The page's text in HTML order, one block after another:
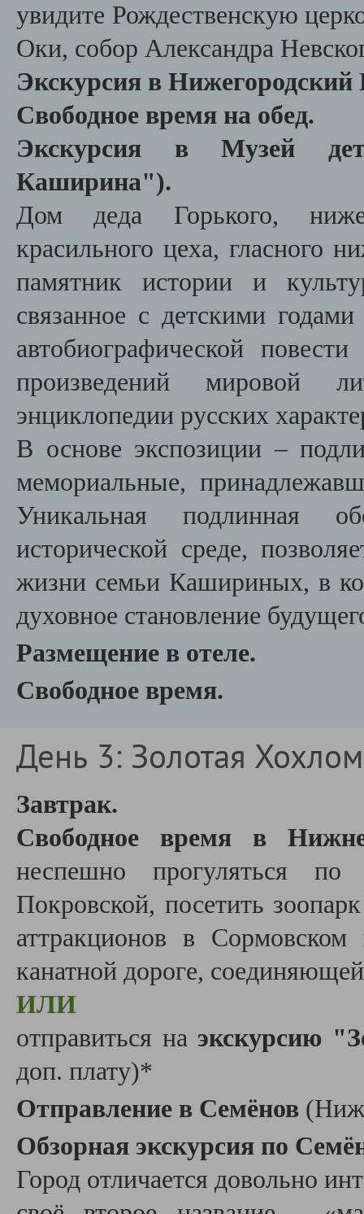
увидите Рождественскую
Оки, собор Александра
Экскурсия в
Свободное время на обед.
Экскурсия в Музей
Каширина").
Дом деда Горького,
красильного цеха, гласного
памятник истории и
связанное с детскими
автобиографической
произведений мировой
энциклопедии русских
В основе экспозиции –
мемориальные,
Уникальная подлинная
исторической среде,
жизни семьи Кашириных, в
духовное становление
Размещение в отеле.
Свободное время.
День 3: Золотая
Завтрак.
Свободное время в
неспешно прогуляться
Покровской, посетить
аттракционов в
канатной дороге,
ИЛИ
отправиться наэкскурсию
доп. плату)*
Отправление в Семёнов
Обзорная экскурсия по
Город отличается довольно